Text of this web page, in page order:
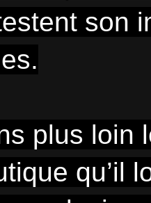
son
plus loin
qu’il